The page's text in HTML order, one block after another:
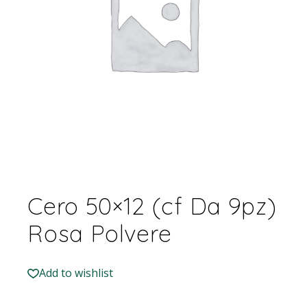
Cero 50×12 (cf Da 9pz)
Rosa Polvere
Add to wishlist